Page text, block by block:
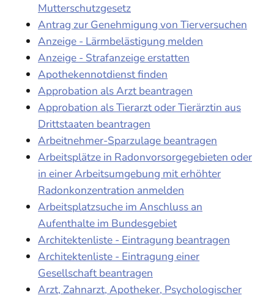
Mutterschutzgesetz
Antrag zur Genehmigung von Tierversuchen
Anzeige - Lärmbelästigung melden
Anzeige - Strafanzeige erstatten
Apothekennotdienst finden
Approbation als Arzt beantragen
Approbation als Tierarzt oder Tierärztin aus
Drittstaaten beantragen
Arbeitnehmer-Sparzulage beantragen
Arbeitsplätze in Radonvorsorgegebieten oder
in einer Arbeitsumgebung mit erhöhter
Radonkonzentration anmelden
Arbeitsplatzsuche im Anschluss an
Aufenthalte im Bundesgebiet
Architektenliste - Eintragung beantragen
Architektenliste - Eintragung einer
Gesellschaft beantragen
Arzt, Zahnarzt, Apotheker, Psychologischer